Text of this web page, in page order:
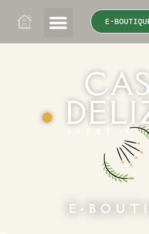
E-
●
SAINT-
E-